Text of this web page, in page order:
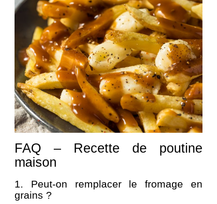
FAQ – Recette de poutine
maison
1. Peut-on remplacer le fromage en
grains ?